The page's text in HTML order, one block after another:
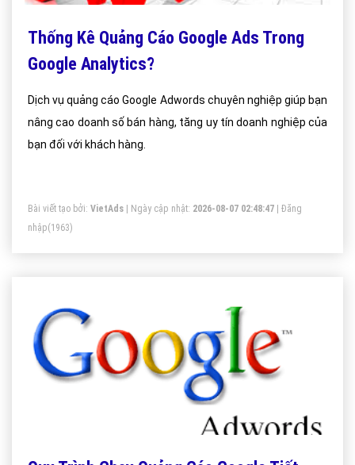
Thống Kê Quảng Cáo Google Ads Trong
Google Analytics?
Dịch vụ quảng cáo Google Adwords chuyên nghiệp giúp bạn
nâng cao doanh số bán hàng, tăng uy tín doanh nghiệp của
bạn đối với khách hàng.
Bài viết tạo bởi: VietAds | Ngày cập nhật: 2026-08-07 02:48:47
Đăng
nhập(1963)